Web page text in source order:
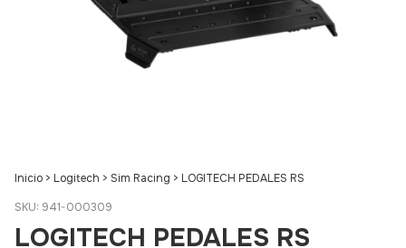
Inicio > Logitech > Sim Racing > LOGITECH PEDALES RS
SKU: 941-000309
LOGITECH PEDALES RS